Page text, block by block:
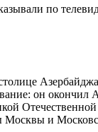
по
он окончил
Москвы и